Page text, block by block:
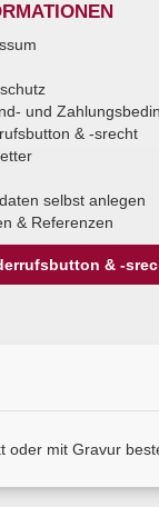
und
& -srecht
selbst anlegen
& Referenzen
& -
oder mit Gravur